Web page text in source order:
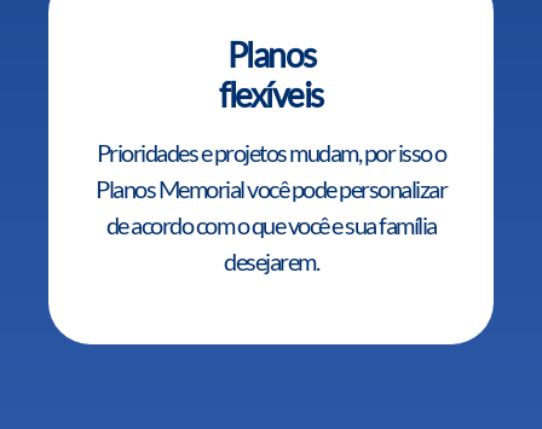
Planos
flexíveis
Prioridades e projetos mudam, por isso o
Planos Memorial você pode personalizar
de acordo com o que você e sua família
desejarem.